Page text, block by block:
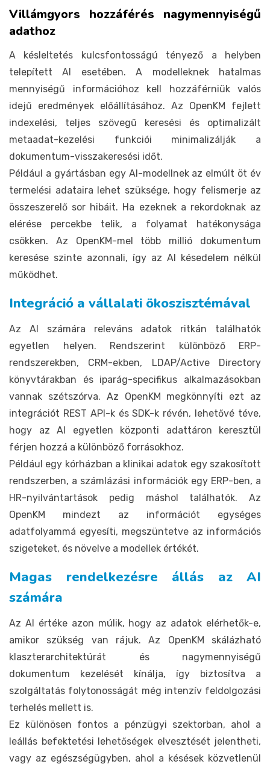
Villámgyors hozzáférés nagymennyiségű
adathoz
A késleltetés kulcsfontosságú tényező a helyben
telepített AI esetében. A modelleknek hatalmas
mennyiségű információhoz kell hozzáférniük valós
idejű eredmények előállításához. Az OpenKM fejlett
indexelési, teljes szövegű keresési és optimalizált
metaadat-kezelési funkciói minimalizálják a
dokumentum-visszakeresési időt.
Például a gyártásban egy AI-modellnek az elmúlt öt év
termelési adataira lehet szüksége, hogy felismerje az
összeszerelő sor hibáit. Ha ezeknek a rekordoknak az
elérése percekbe telik, a folyamat hatékonysága
csökken. Az OpenKM-mel több millió dokumentum
keresése szinte azonnali, így az AI késedelem nélkül
működhet.
Integráció a vállalati ökoszisztémával
Az AI számára releváns adatok ritkán találhatók
egyetlen helyen. Rendszerint különböző ERP-
rendszerekben, CRM-ekben, LDAP/Active Directory
könyvtárakban és iparág-specifikus alkalmazásokban
vannak szétszórva. Az OpenKM megkönnyíti ezt az
integrációt REST API-k és SDK-k révén, lehetővé téve,
hogy az AI egyetlen központi adattáron keresztül
férjen hozzá a különböző forrásokhoz.
Például egy kórházban a klinikai adatok egy szakosított
rendszerben, a számlázási információk egy ERP-ben, a
HR-nyilvántartások pedig máshol találhatók. Az
OpenKM mindezt az információt egységes
adatfolyammá egyesíti, megszüntetve az információs
szigeteket, és növelve a modellek értékét.
Magas rendelkezésre állás az AI
számára
Az AI értéke azon múlik, hogy az adatok elérhetők-e,
amikor szükség van rájuk. Az OpenKM skálázható
klaszterarchitektúrát és nagymennyiségű
dokumentum kezelését kínálja, így biztosítva a
szolgáltatás folytonosságát még intenzív feldolgozási
terhelés mellett is.
Ez különösen fontos a pénzügyi szektorban, ahol a
leállás befektetési lehetőségek elvesztését jelentheti,
vagy az egészségügyben, ahol a késések közvetlenül